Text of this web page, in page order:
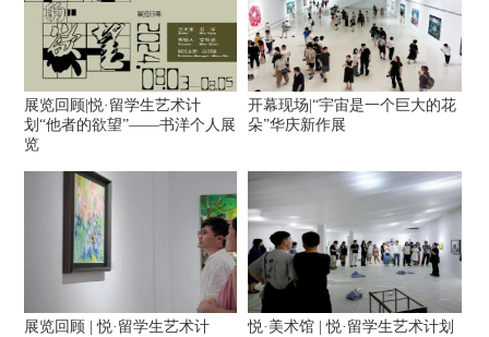
展览回顾|悦·留学生艺术计
划“他者的欲望”——书洋个人展
览
开幕现场|“宇宙是一个巨大的花
朵”华庆新作展
展览回顾 | 悦·留学生艺术计
悦·美术馆 | 悦·留学生艺术计划